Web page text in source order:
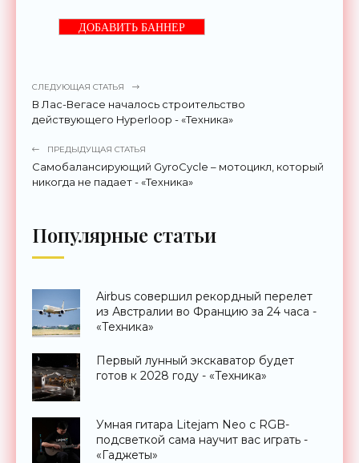
ДОБАВИТЬ БАННЕР
СЛЕДУЮЩАЯ СТАТЬЯ
В Лас-Вегасе началось строительство
действующего Hyperloop - «Техника»
ПРЕДЫДУЩАЯ СТАТЬЯ
Самобалансирующий GyroCycle – мотоцикл, который
никогда не падает - «Техника»
Популярные статьи
Airbus совершил рекордный перелет
из Австралии во Францию за 24 часа -
«Техника»
Первый лунный экскаватор будет
готов к 2028 году - «Техника»
Умная гитара Litejam Neo с RGB-
подсветкой сама научит вас играть -
«Гаджеты»